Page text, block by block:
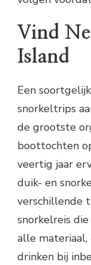
Vind
Island
Een
snorkeltrips
de grootste
boottochten
veertig jaar
duik- en
verschillende
snorkelreis
alle materiaal,
drinken bij